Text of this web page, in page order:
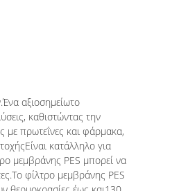
αξιοσημείωτο
καθιστώντας την
με πρωτεΐνες και φάρμακα,
κατάλληλο για
μεμβράνης PES μπορεί να
φίλτρο μεμβράνης PES